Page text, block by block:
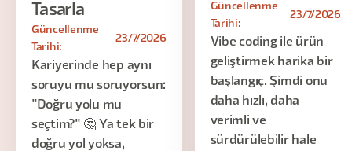
Tasarla
Güncellenme
Tarihi:
23/7/2026
Kariyerinde hep aynı
soruyu mu soruyorsun:
"Doğru yolu mu
seçtim?" 🤔 Ya tek bir
doğru yol yoksa,
Güncellenme
Tarihi:
23/7/2026
Vibe coding ile ürün
geliştirmek harika bir
başlangıç. Şimdi onu
daha hızlı, daha
verimli ve
sürdürülebilir hale